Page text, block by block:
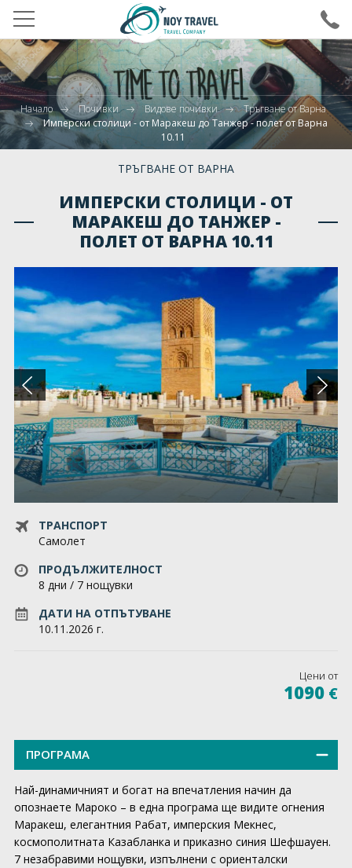
ВХОД ЗА АГЕНТИ
ХОТЕЛИ В БЪЛГАРИЯ
ДЕСТИНАЦИИ
ПРАЗНИЦИ
МЕРОПРИЯТИЯ
ДЕТСКИ ЛАГЕРИ
ПОЛЕТИ
КРУИЗИ
За нас
Запитване
Общи условия
GDPR
Контакти
Начало Почивки Видове почивки
Тръгване от Варна
Имперски столици - от Маракеш до Танжер - полет от Варна
10.11
ТРЪГВАНЕ ОТ ВАРНА
ИМПЕРСКИ СТОЛИЦИ - ОТ
МАРАКЕШ ДО ТАНЖЕР -
ПОЛЕТ ОТ ВАРНА 10.11
ТРАНСПОРТ
Самолет
ПРОДЪЛЖИТЕЛНОСТ
8 дни / 7 нощувки
ДАТИ НА ОТПЪТУВАНЕ
10.11.2026 г.
Цени от
1090 €
ПРОГРАМА
Най-динамичният и богат на впечатления начин да
опознаете Мароко – в една програма ще видите огнения
Маракеш, елегантния Рабат, имперския Мекнес,
космополитната Казабланка и приказно синия Шефшауен.
7 незабравими нощувки, изпълнени с ориенталски